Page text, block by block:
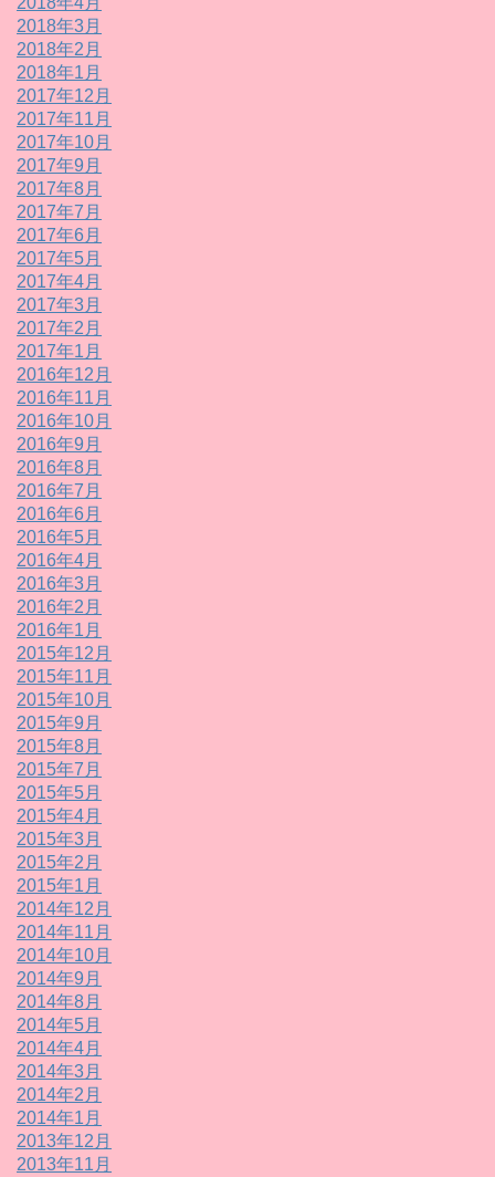
2018年3月
2018年2月
2018年1月
2017年12月
2017年11月
2017年10月
2017年9月
2017年8月
2017年7月
2017年6月
2017年5月
2017年4月
2017年3月
2017年2月
2017年1月
2016年12月
2016年11月
2016年10月
2016年9月
2016年8月
2016年7月
2016年6月
2016年5月
2016年4月
2016年3月
2016年2月
2016年1月
2015年12月
2015年11月
2015年10月
2015年9月
2015年8月
2015年7月
2015年5月
2015年4月
2015年3月
2015年2月
2015年1月
2014年12月
2014年11月
2014年10月
2014年9月
2014年8月
2014年5月
2014年4月
2014年3月
2014年2月
2014年1月
2013年12月
2013年11月